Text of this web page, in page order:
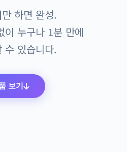
하면 완성.
이 누구나 1분 만에
수 있습니다.
보기